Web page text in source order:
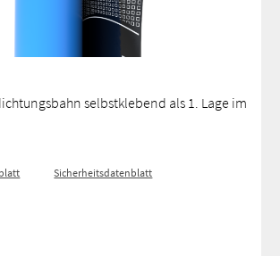
selbstklebend als 1. Lage im
Sicherheitsdatenblatt